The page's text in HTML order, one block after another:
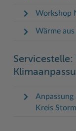
Workshop
Wärme
Servicestelle:
Anpassung
Kreis